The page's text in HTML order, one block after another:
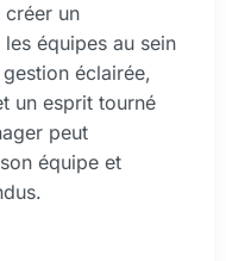
créer un
équipes au sein
éclairée,
un esprit tourné
peut
équipe et